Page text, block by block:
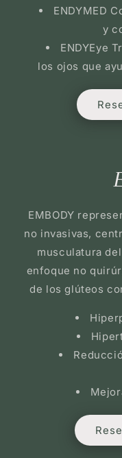
ENDYMED
y
ENDYEye
los ojos que
EMBODY
no invasivas,
musculatura
enfoque no
de los glúteos